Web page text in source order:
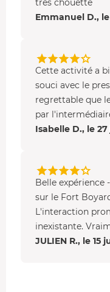
Emmanuel D.,
Cette activité a
souci avec le
regrettable que
par
Isabelle D., le
Belle expérience
sur le Fort
L'interaction
inexistante.
JULIEN R., le 15